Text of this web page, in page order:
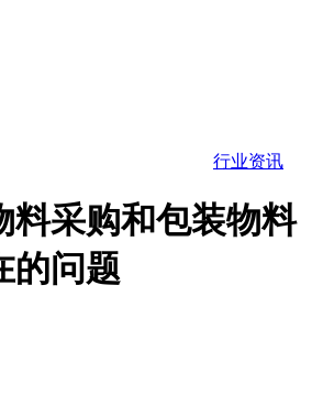
行业资讯
料采购和包装物料
的问题